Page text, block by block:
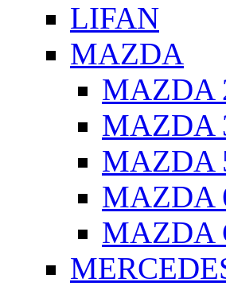
LIFAN
MAZDA
MAZDA
MAZDA
MAZDA
MAZDA
MAZDA